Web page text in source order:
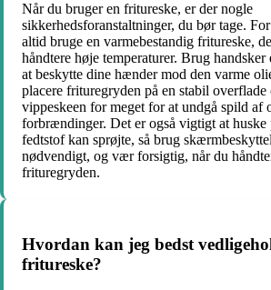
Når du bruger en fritureske, er der nogle
sikkerhedsforanstaltninger, du bør tage.
altid bruge en varmebestandig fritureske,
håndtere høje temperaturer. Brug
at beskytte dine hænder mod den varme
placere frituregryden på en stabil overflade
vippeskeen for meget for at undgå spild af
forbrændinger. Det er også vigtigt at huske
fedtstof kan sprøjte, så brug
nødvendigt, og vær forsigtig, når du
frituregryden.
Hvordan kan jeg bedst
fritureske?